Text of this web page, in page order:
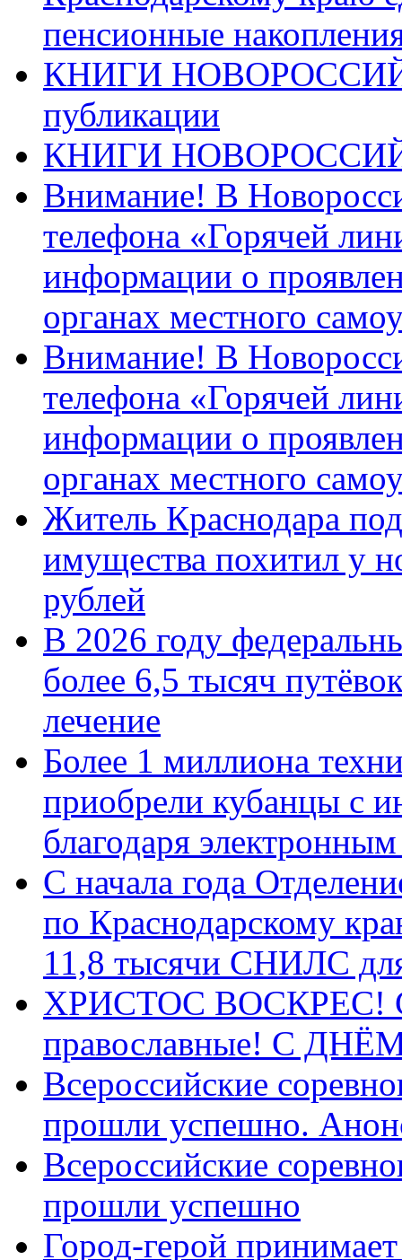
пенсионные
КНИГИ
публикации
КНИГИ
Внимание! В
телефона «Горячей
информации о
органах местного
Внимание! В
телефона «Горячей
информации о
органах местного
Житель Краснодара
имущества похитил у
рублей
В 2026 году
более 6,5 тысяч
лечение
Более 1 миллиона
приобрели кубанцы с
благодаря
С начала года
по Краснодарскому
11,8 тысячи СНИЛС
ХРИСТОС ВОСКРЕС! С
православные! C
Всероссийские
прошли успешно.
Всероссийские
прошли успешно
Город-герой